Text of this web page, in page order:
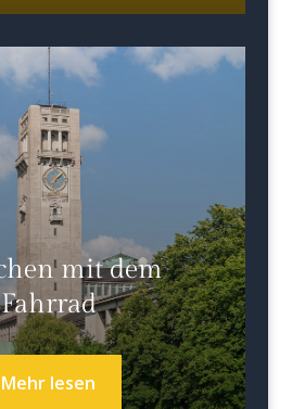
mit dem
Fahrrad
Mehr lesen